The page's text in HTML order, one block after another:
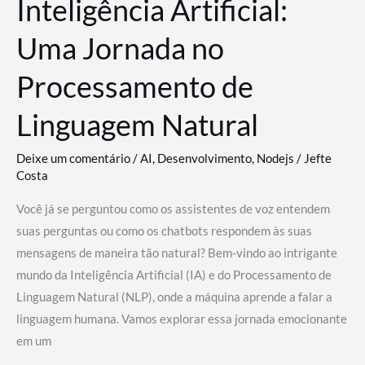
Inteligência Artificial:
Uma Jornada no
Processamento de
Linguagem Natural
Deixe um comentário/AI, Desenvolvimento, Nodejs / Jefte
Costa
Você já se perguntou como os assistentes de voz entendem
suas perguntas ou como os chatbots respondem às suas
mensagens de maneira tão natural? Bem-vindo ao intrigante
mundo da Inteligência Artificial (IA) e do Processamento de
Linguagem Natural (NLP), onde a máquina aprende a falar a
linguagem humana. Vamos explorar essa jornada emocionante
em um